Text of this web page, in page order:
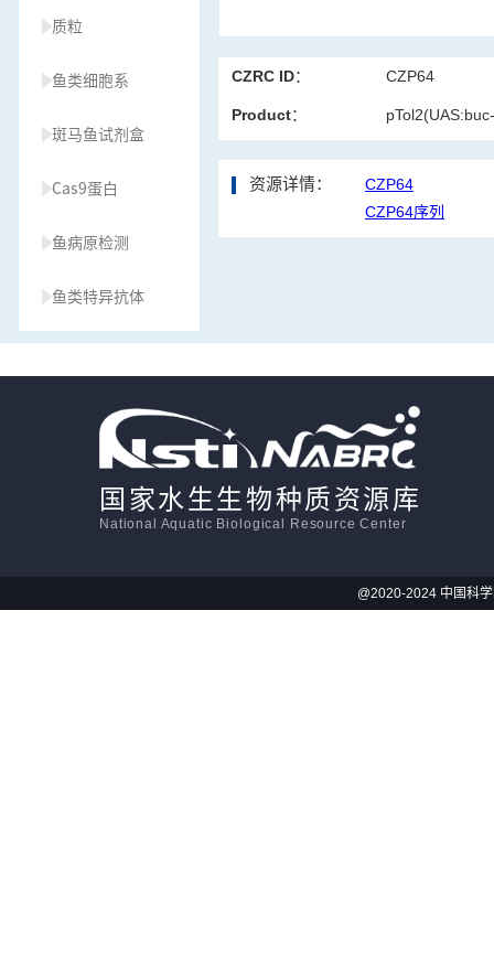
质粒
鱼类细胞系
斑马鱼试剂盒
Cas9蛋白
鱼病原检测
鱼类特异抗体
活体影像学
显微注射
CZRC ID： CZP64
Product：
资源详情：
CZP64
CZP64序列
国家水生生物种质资源库
National Aquatic Biological Resource Center
@2020-2024 中国科